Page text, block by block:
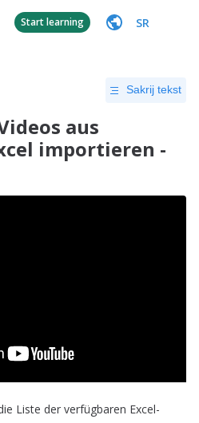
Start learning SR
Sakrij tekst
aus
importieren -
Liste der verfügbaren Excel-